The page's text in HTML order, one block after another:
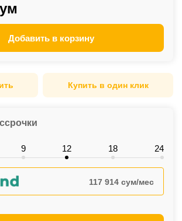
Добавить в корзину
Купить в один клик
9 12 18 24
117 914 сум/мес